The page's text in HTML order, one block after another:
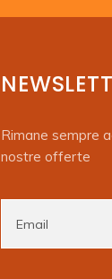
Rimane sempre
nostre offerte